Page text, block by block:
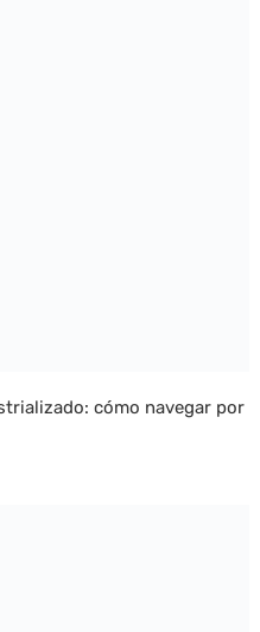
cómo navegar por